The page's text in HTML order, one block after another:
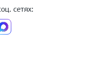
сетях: